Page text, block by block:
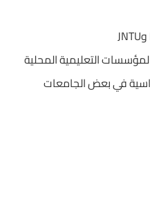
التعليمية المحلية
في بعض الجامعات